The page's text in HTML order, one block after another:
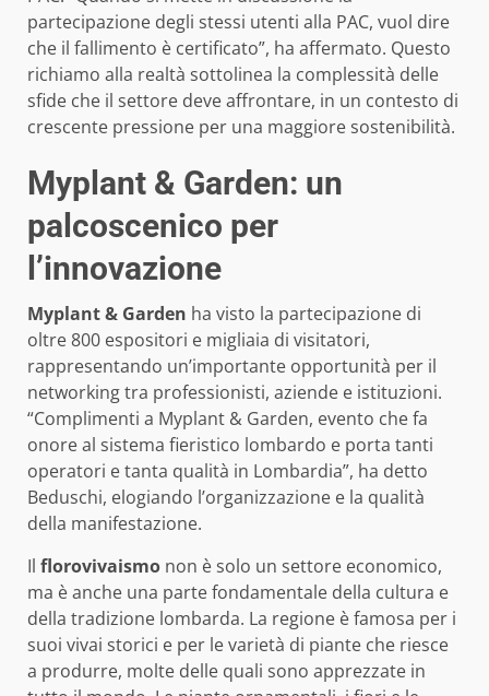
partecipazione degli stessi utenti alla PAC, vuol dire
che il fallimento è certificato”, ha affermato. Questo
richiamo alla realtà sottolinea la complessità delle
sfide che il settore deve affrontare, in un contesto di
crescente pressione per una maggiore sostenibilità.
Myplant & Garden: un
palcoscenico per
l’innovazione
Myplant & Garden ha visto la partecipazione di
oltre 800 espositori e migliaia di visitatori,
rappresentando un’importante opportunità per il
networking tra professionisti, aziende e istituzioni.
“Complimenti a Myplant & Garden, evento che fa
onore al sistema fieristico lombardo e porta tanti
operatori e tanta qualità in Lombardia”, ha detto
Beduschi, elogiando l’organizzazione e la qualità
della manifestazione.
Il florovivaismo non è solo un settore economico,
ma è anche una parte fondamentale della cultura e
della tradizione lombarda. La regione è famosa per i
suoi vivai storici e per le varietà di piante che riesce
a produrre, molte delle quali sono apprezzate in